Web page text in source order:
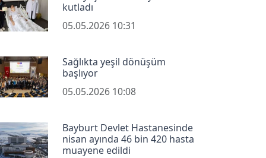
kutladı
05.05.2026 10:31
Sağlıkta yeşil dönüşüm
başlıyor
05.05.2026 10:08
Bayburt Devlet Hastanesinde
nisan ayında 46 bin 420 hasta
muayene edildi